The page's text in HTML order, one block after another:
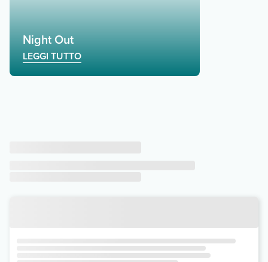
Night Out
LEGGI TUTTO